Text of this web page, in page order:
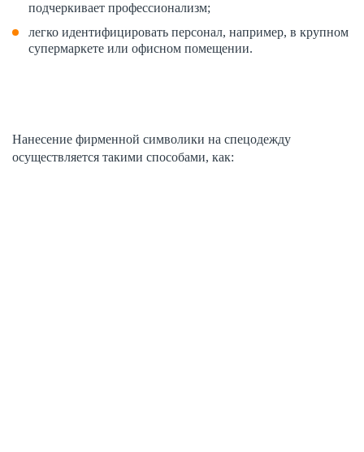
подчеркивает профессионализм;
легко идентифицировать персонал, например, в крупном
супермаркете или офисном помещении.
Нанесение фирменной символики на спецодежду
осуществляется такими способами, как: